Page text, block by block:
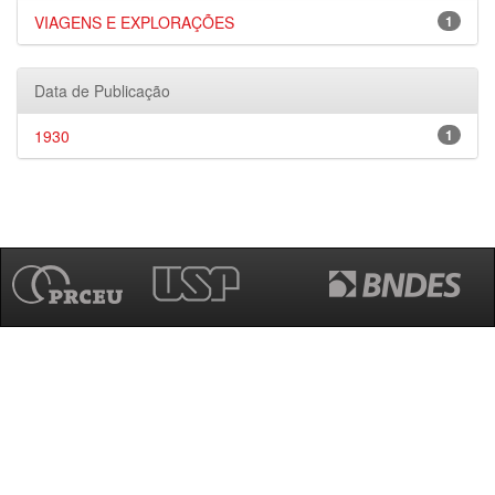
1
VIAGENS E EXPLORAÇÕES
Data de Publicação
1
1930